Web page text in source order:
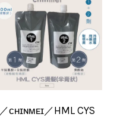
／ᴄʜɪɴᴍᴇɪ／HML CYS